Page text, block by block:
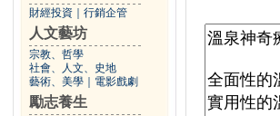
財經投資 行銷企管
人文藝坊
宗教、哲學
社會、人文、史地
藝術、美學
電影戲劇
勵志養生